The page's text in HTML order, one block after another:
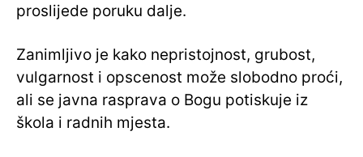
proslijede poruku dalje.
Zanimljivo je kako nepristojnost, grubost,
vulgarnost i opscenost može slobodno proći,
ali se javna rasprava o Bogu potiskuje iz
škola i radnih mjesta.